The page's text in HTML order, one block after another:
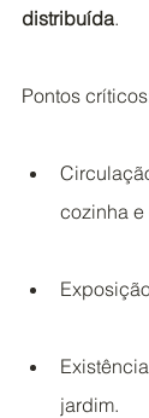
distribuída.
Pontos
cozinha e
jardim.